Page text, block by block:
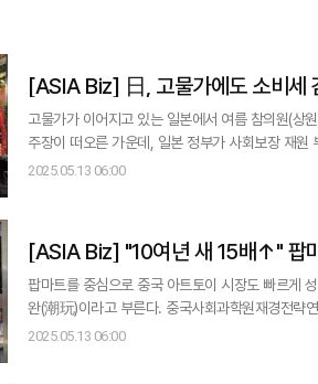
[ASIA Biz] 日, 고물가에도
고물가가 이어지고 있는 일본에서 여름 참의원(상
주장이 떠오른 가운데, 일본 정부가 사회보장 재
내에서도 ‘감세파’ 의원들이 감세 요구를 이어가고 있어 추이에 관심이 쏠린다.
2025.05.13 06:00
[ASIA Biz] "10여년 새 15
팝마트를 중심으로 중국 아트토이 시장도 빠르게
완(潮玩)이라고 부른다. 중국사회과학원재경전략연구원과 중국동화학회가 공동 발표한 ‘중국 아트토이 및 애니메이션 산업
발전보고서’에 따르면 중국 아트토이산업은 오는
2025.05.13 06:00